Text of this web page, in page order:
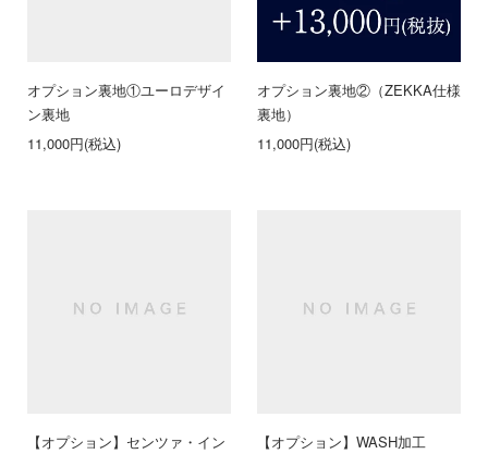
オプション裏地①ユーロデザイ
ン裏地
11,000円(税込)
オプション裏地②（ZEKKA仕様
裏地）
11,000円(税込)
【オプション】センツァ・イン
【オプション】WASH加工